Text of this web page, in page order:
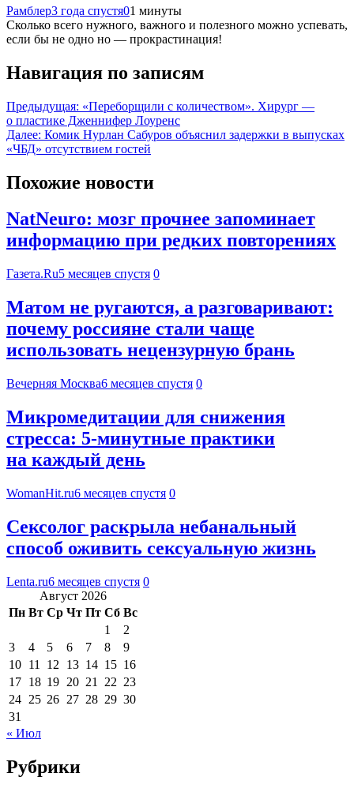
Рамблер3 года спустя01 минуты
Сколько всего нужного, важного и полезного можно успевать,
если бы не одно но — прокрастинация!
Навигация по записям
Предыдущая: «Переборщили с количеством». Хирург —
о пластике Дженнифер Лоуренс
Далее: Комик Нурлан Сабуров объяснил задержки в выпусках
«ЧБД» отсутствием гостей
Похожие новости
NatNeuro: мозг прочнее запоминает
информацию при редких повторениях
Газета.Ru5 месяцев спустя 0
Матом не ругаются, а разговаривают:
почему россияне стали чаще
использовать нецензурную брань
Вечерняя Москва6 месяцев спустя 0
Микромедитации для снижения
стресса: 5-минутные практики
на каждый день
WomanHit.ru6 месяцев спустя 0
Сексолог раскрыла небанальный
способ оживить сексуальную жизнь
Lenta.ru6 месяцев спустя 0
Август 2026
Пн Вт Ср Чт Пт Сб Вс
1
2
3
4 5 6 7 8
9
10 11 12 13 14 15 16
17 18 19 20 21 22 23
24 25 26 27 28 29 30
31
« Июл
Рубрики